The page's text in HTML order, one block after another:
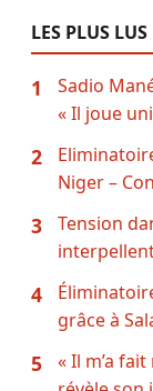
LES PLUS LUS
1
Sadio
« Il joue
2
Niger –
3
Tension
4
grâce à
5
« Il m’a